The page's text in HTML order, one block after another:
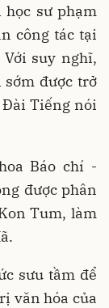
sư phạm
công tác tại
suy nghĩ,
sớm được trở
Ðài Tiếng nói
Báo chí -
được phân
Tum, làm
sưu tầm để
văn hóa của